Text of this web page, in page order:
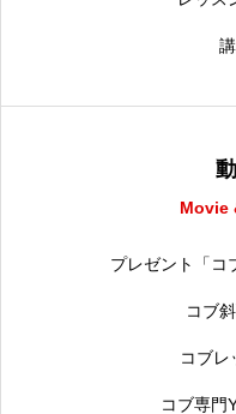
Movie
プレゼント「コ
コブ
コブレ
コブ専門